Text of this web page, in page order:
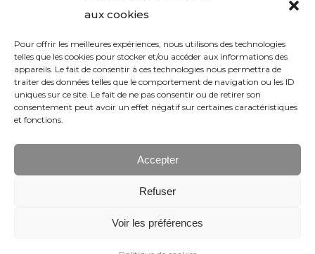
aux cookies
Pour offrir les meilleures expériences, nous utilisons des technologies
telles que les cookies pour stocker et/ou accéder aux informations des
appareils. Le fait de consentir à ces technologies nous permettra de
traiter des données telles que le comportement de navigation ou les ID
uniques sur ce site. Le fait de ne pas consentir ou de retirer son
consentement peut avoir un effet négatif sur certaines caractéristiques
et fonctions.
Accepter
Refuser
Voir les préférences
06 15 15 80 29
Horaires :sur rendez-vous.